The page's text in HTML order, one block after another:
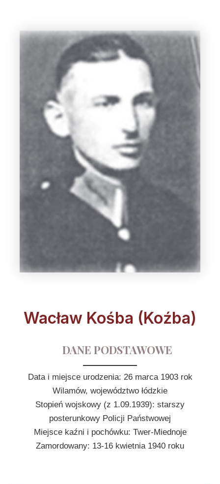
Wacław Kośba (Koźba)
DANE PODSTAWOWE
Data i miejsce urodzenia: 26 marca 1903 rok
Wilamów, województwo łódzkie
Stopień wojskowy (z 1.09.1939): starszy
posterunkowy Policji Państwowej
Miejsce kaźni i pochówku: Twer-Miednoje
Zamordowany: 13-16 kwietnia 1940 roku